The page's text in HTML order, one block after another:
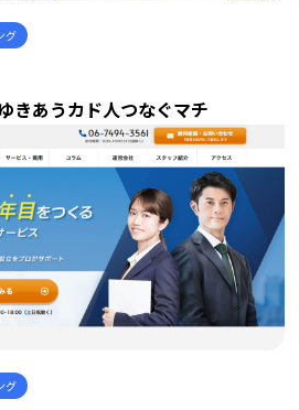
グ
きあうカド人つなぐマチ
グ